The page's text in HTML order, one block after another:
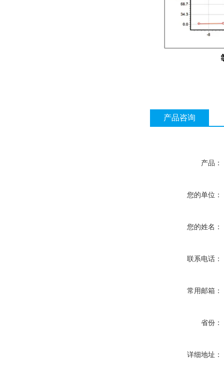
产品咨询
产品：
您的单位：
您的姓名：
联系电话：
常用邮箱：
省份：
详细地址：